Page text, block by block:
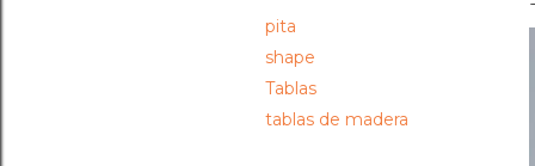
pita
shape
Tablas
tablas de madera